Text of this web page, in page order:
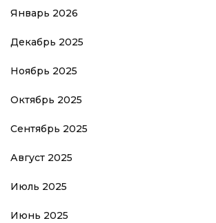
Январь 2026
Декабрь 2025
Ноябрь 2025
Октябрь 2025
Сентябрь 2025
Август 2025
Июль 2025
Июнь 2025